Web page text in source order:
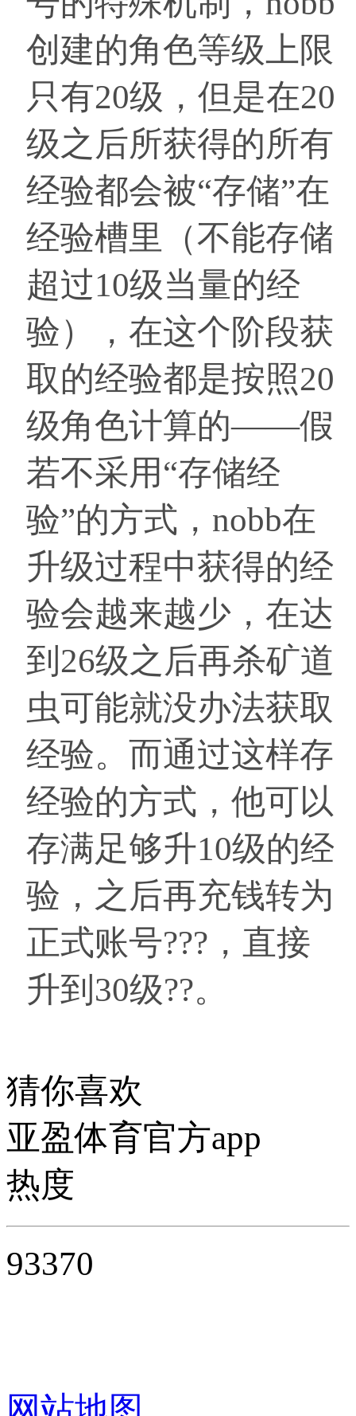
创建的角色等级上限
只有20级，但是在20
级之后所获得的所有
经验都会被“存储”在
经验槽里（不能存储
超过10级当量的经
验），在这个阶段获
取的经验都是按照20
级角色计算的——假
若不采用“存储经
验”的方式，nobb在
升级过程中获得的经
验会越来越少，在达
到26级之后再杀矿道
虫可能就没办法获取
经验。而通过这样存
经验的方式，他可以
存满足够升10级的经
验，之后再充钱转为
正式账号???，直接
升到30级??。
猜你喜欢
亚盈体育官方app
热度
93370